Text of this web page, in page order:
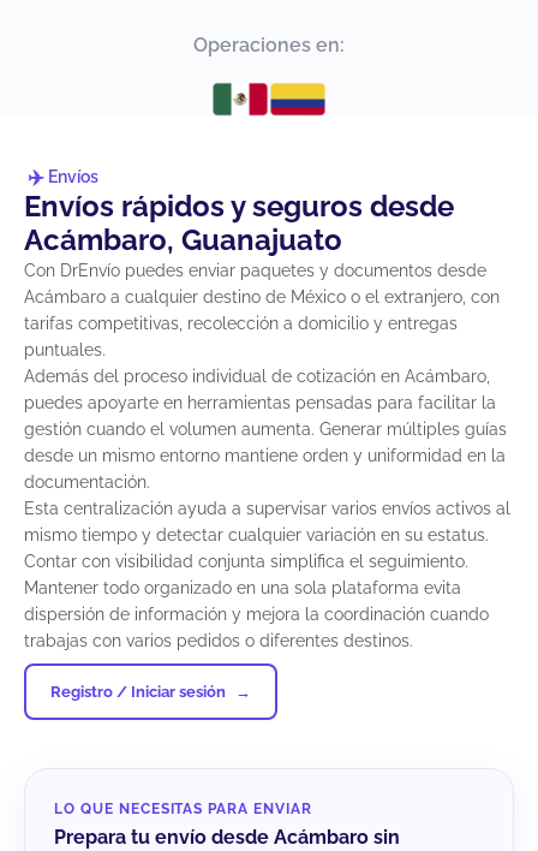
Operaciones en:
Envíos
Envíos rápidos y seguros desde
Acámbaro, Guanajuato
Con DrEnvío puedes enviar paquetes y documentos desde
Acámbaro a cualquier destino de México o el extranjero, con
tarifas competitivas, recolección a domicilio y entregas
puntuales.
Además del proceso individual de cotización en Acámbaro,
puedes apoyarte en herramientas pensadas para facilitar la
gestión cuando el volumen aumenta. Generar múltiples guías
desde un mismo entorno mantiene orden y uniformidad en la
documentación.
Esta centralización ayuda a supervisar varios envíos activos al
mismo tiempo y detectar cualquier variación en su estatus.
Contar con visibilidad conjunta simplifica el seguimiento.
Mantener todo organizado en una sola plataforma evita
dispersión de información y mejora la coordinación cuando
trabajas con varios pedidos o diferentes destinos.
Registro / Iniciar sesión
LO QUE NECESITAS PARA ENVIAR
Prepara tu envío desde Acámbaro sin